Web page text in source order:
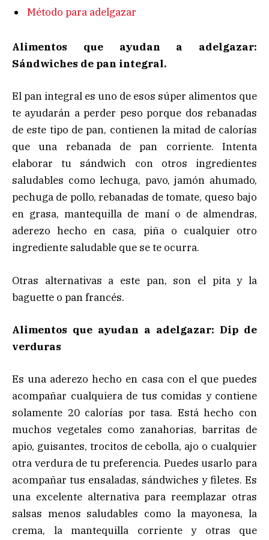
Método para adelgazar
Alimentos que ayudan a adelgazar:
Sándwiches de pan integral.
El pan integral es uno de esos súper alimentos que
te ayudarán a perder peso porque dos rebanadas
de este tipo de pan, contienen la mitad de calorías
que una rebanada de pan corriente. Intenta
elaborar tu sándwich con otros ingredientes
saludables como lechuga, pavo, jamón ahumado,
pechuga de pollo, rebanadas de tomate, queso bajo
en grasa, mantequilla de maní o de almendras,
aderezo hecho en casa, piña o cualquier otro
ingrediente saludable que se te ocurra.
Otras alternativas a este pan, son el pita y la
baguette o pan francés.
Alimentos que ayudan a adelgazar: Dip de
verduras
Es una aderezo hecho en casa con el que puedes
acompañar cualquiera de tus comidas y contiene
solamente 20 calorías por tasa. Está hecho con
muchos vegetales como zanahorias, barritas de
apio, guisantes, trocitos de cebolla, ajo o cualquier
otra verdura de tu preferencia. Puedes usarlo para
acompañar tus ensaladas, sándwiches y filetes. Es
una excelente alternativa para reemplazar otras
salsas menos saludables como la mayonesa, la
crema, la mantequilla corriente y otras que